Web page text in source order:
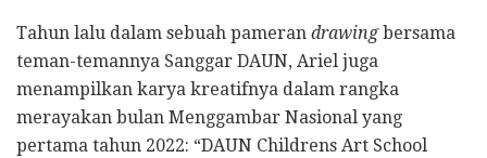
Tahun lalu dalam sebuah pameran drawingbersama
teman-temannya Sanggar DAUN, Ariel juga
menampilkan karya kreatifnya dalam rangka
merayakan bulan Menggambar Nasional yang
pertama tahun 2022: “DAUN Childrens Art School